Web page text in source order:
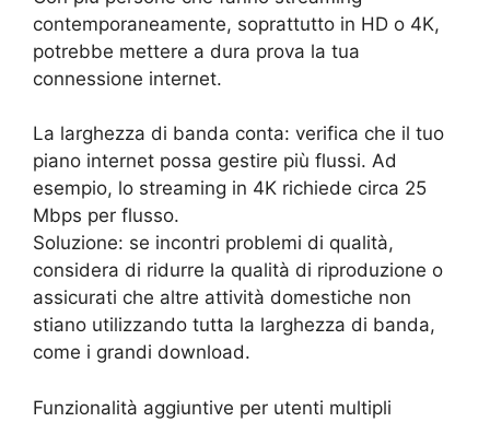
contemporaneamente, soprattutto in HD o 4K,
potrebbe mettere a dura prova la tua
connessione internet.
La larghezza di banda conta: verifica che il tuo
piano internet possa gestire più flussi. Ad
esempio, lo streaming in 4K richiede circa 25
Mbps per flusso.
Soluzione: se incontri problemi di qualità,
considera di ridurre la qualità di riproduzione o
assicurati che altre attività domestiche non
stiano utilizzando tutta la larghezza di banda,
come i grandi download.
Funzionalità aggiuntive per utenti multipli